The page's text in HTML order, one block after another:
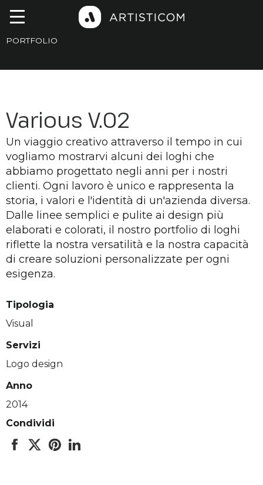
PORTFOLIO
Various V.02
Un viaggio creativo attraverso il tempo in cui
vogliamo mostrarvi alcuni dei loghi che
abbiamo progettato negli anni per i nostri
clienti. Ogni lavoro è unico e rappresenta la
storia, i valori e l'identità di un'azienda diversa.
Dalle linee semplici e pulite ai design più
elaborati e colorati, il nostro portfolio di loghi
riflette la nostra versatilità e la nostra capacità
di creare soluzioni personalizzate per ogni
esigenza.
Tipologia
Visual
Servizi
Logo design
Anno
2014
Condividi